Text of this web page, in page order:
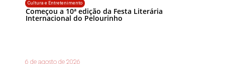
Cultura e Entretenimento
Começou a 10ª edição da Festa Literária
Internacional do Pelourinho
6 de agosto de 2026